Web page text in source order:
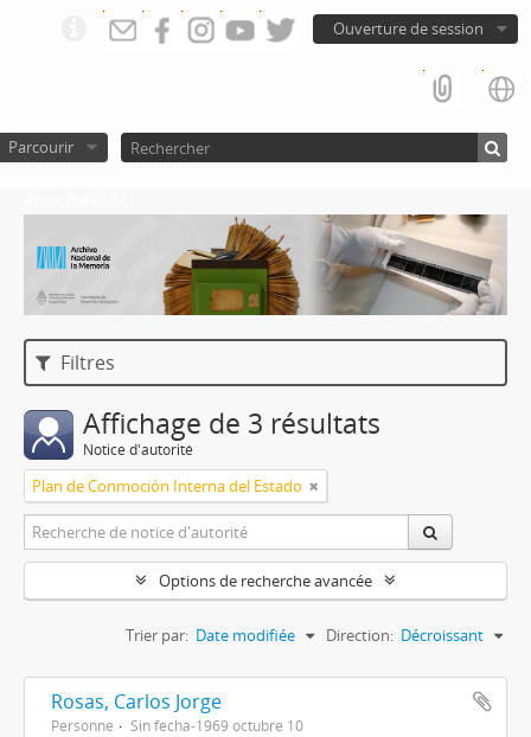
Ouverture de session
Parcourir
Filtres
Affichage de 3 résultats
Notice d'autorité
Plan de Conmoción Interna del Estado
Options de recherche avancée
Trier par: Date modifiée Direction: Décroissant
Rosas, Carlos Jorge
Personne Sin fecha-1969 octubre 10